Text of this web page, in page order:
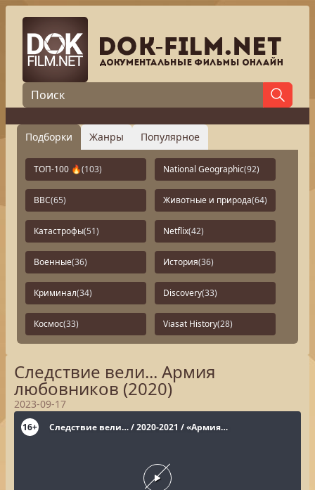
Подборки Жанры Популярное
ТОП-100 🔥(103) National Geographic(92)
BBC(65) Животные и природа(64)
Катастрофы(51) Netflix(42)
Военные(36) История(36)
Криминал(34) Discovery(33)
Космос(33) Viasat History(28)
Следствие вели... Армия
любовников (2020)
2023-09-17